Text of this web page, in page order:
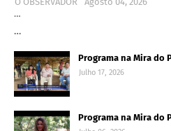
…
…
Programa na Mira do
Julho 17, 2026
Programa na Mira do